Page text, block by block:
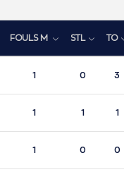
FOULS M STL TO
1 0 3
1 1 1
1 0 0